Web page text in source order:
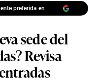
preferida en
sede del
Revisa